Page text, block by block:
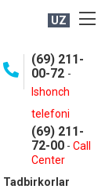
UZ
(69) 211-
00-72 -
Ishonch
telefoni
(69) 211-
72-00 - Call
Center
Tadbirkorlar